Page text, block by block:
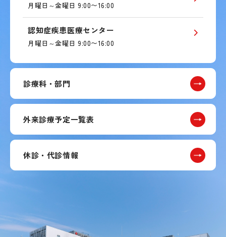
月曜日～金曜日 9:00〜16:00
認知症疾患医療センター
月曜日～金曜日 9:00〜16:00
診療科・部門
外来診療予定一覧表
休診・代診情報